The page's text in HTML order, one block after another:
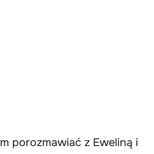
porozmawiać z Eweliną i